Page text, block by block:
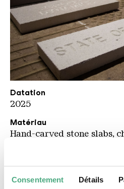
Consentement Détails
UAB Werke KLICK KLACK
Copyright:
Datation
2025
Matériau
Hand-carved stone slabs,
The first artwork on the
Art Biennale invites